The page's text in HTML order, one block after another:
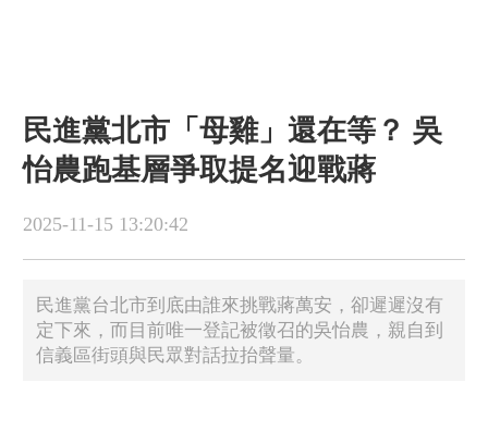
民進黨北市「母雞」還在等？ 吳
怡農跑基層爭取提名迎戰蔣
2025-11-15 13:20:42
民進黨台北市到底由誰來挑戰蔣萬安，卻遲遲沒有
定下來，而目前唯一登記被徵召的吳怡農，親自到
信義區街頭與民眾對話拉抬聲量。